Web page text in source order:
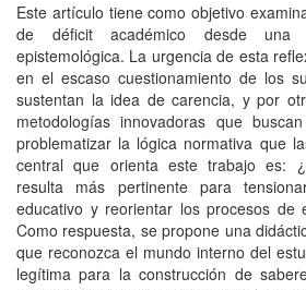
Este artículo tiene como objetivo
de déficit académico desde una
epistemológica. La urgencia de esta
en el escaso cuestionamiento de los
sustentan la idea de carencia, y por
metodologías innovadoras que
problematizar la lógica normativa que
central que orienta este trabajo es:
resulta más pertinente para
educativo y reorientar los procesos de
Como respuesta, se propone una
que reconozca el mundo interno del
legítima para la construcción de